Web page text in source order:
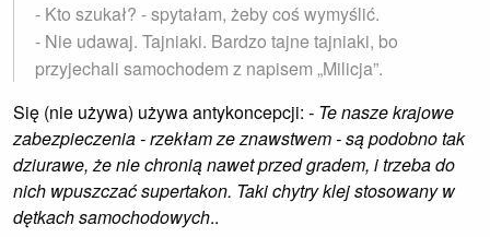
- Kto szukał? - spytałam, żeby coś wymyślić.
- Nie udawaj. Tajniaki. Bardzo tajne tajniaki, bo
przyjechali samochodem z napisem „Milicja”.
Się (nie używa) używa antykoncepcji: - Te nasze krajowe
zabezpieczenia - rzekłam ze znawstwem - są podobno tak
dziurawe, że nie chronią nawet przed gradem, i trzeba do
nich wpuszczać supertakon. Taki chytry klej stosowany w
dętkach samochodowych..